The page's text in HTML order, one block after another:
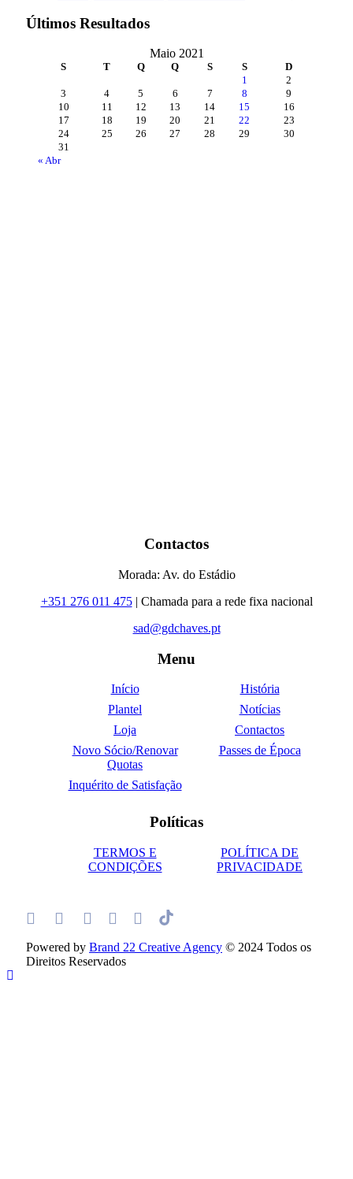
Últimos Resultados
Maio 2021
S T Q Q S S D
« Abr
1
2
3
4 5 6 7 8
9
10
11 12 13 14 15
16
17
18 19 20 21 22
23
24
25 26 27 28 29
30
31
Contactos
Morada: Av. do Estádio
+351 276 011 475| Chamada para a rede fixa nacional
sad@gdchaves.pt
Menu
Início
História
Plantel
Notícias
Loja
Contactos
Novo Sócio/Renovar
Quotas
Passes de Época
Inquérito de Satisfação
Políticas
TERMOS E
CONDIÇÕES
POLÍTICA DE
PRIVACIDADE
Powered by Brand 22 Creative Agency © 2024 Todos os
Direitos Reservados